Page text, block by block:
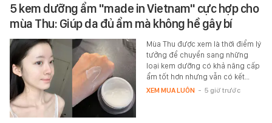
5 kem dưỡng ẩm "made in Vietnam" cực hợp cho
mùa Thu: Giúp da đủ ẩm mà không hề gây bí
Mùa Thu được xem là thời điểm lý
tưởng để chuyển sang những
loại kem dưỡng có khả năng cấp
ẩm tốt hơn nhưng vẫn có kết…
XEM MUA LUÔN - 5 giờ trước